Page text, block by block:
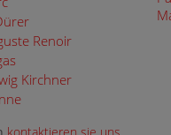
Renoir
Kirchner